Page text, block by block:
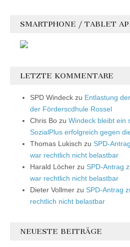
SMARTPHONE / TABLET
LETZTE KOMMENTARE
SPD Windeck zu Entlastung
der Förderscdhule Rossel
Chris Bo zu Windeck bleibt ein
SozialPlus erfolgreich gegen
Thomas Lukisch zu SPD-
war rechtlich nicht belastbar
Harald Löcher zu SPD-Antrag
war rechtlich nicht belastbar
Dieter Vollmer zu SPD-Antrag
rechtlich nicht belastbar
NEUESTE BEITRÄGE